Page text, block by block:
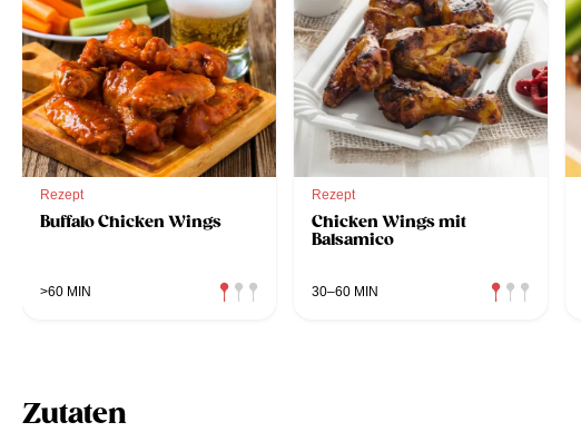
Rezept
Buffalo Chicken Wings
>60 MIN
Rezept
Chicken Wings mit
Balsamico
30–60 MIN
Zutaten